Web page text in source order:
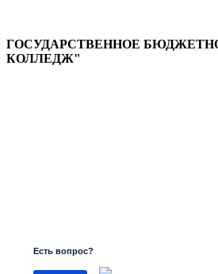
ГОСУДАРСТВЕННОЕ
КОЛЛЕДЖ"
Есть вопрос?